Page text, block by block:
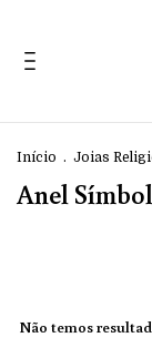
Início . Joias
Anel
Não temos